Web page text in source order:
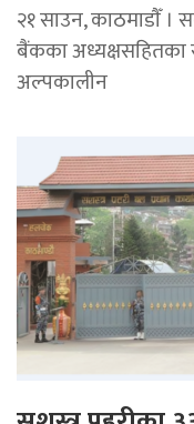
२१ साउन, काठमाडाैँ ।
बैंकका अध्यक्षसहितका
अल्पकालीन